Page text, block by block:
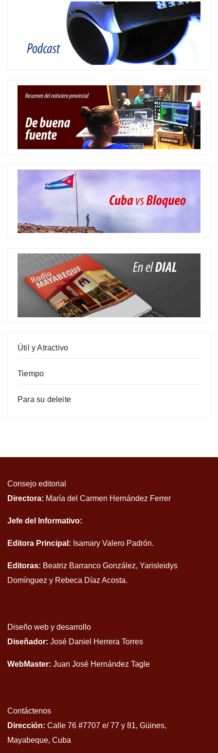
Útil y Atractivo
Tiempo
Para su deleite
Consejo editorial
Directora: María del Carmen Hernández Ferrer
Jefe del Informativo:
Editora Principal: Isamary Valero Padrón.
Editoras: Beatriz Barranco González, Yarisleidys
Domínguez y Rebeca Díaz Acosta.
Diseño web y desarrollo
Diseñador: José Daniel Herrera Torres
WebMaster: Juan José Hernández Tagle
Contáctenos
Dirección: Calle 76 #7707 e/ 77 y 81, Güines,
Mayabeque, Cuba